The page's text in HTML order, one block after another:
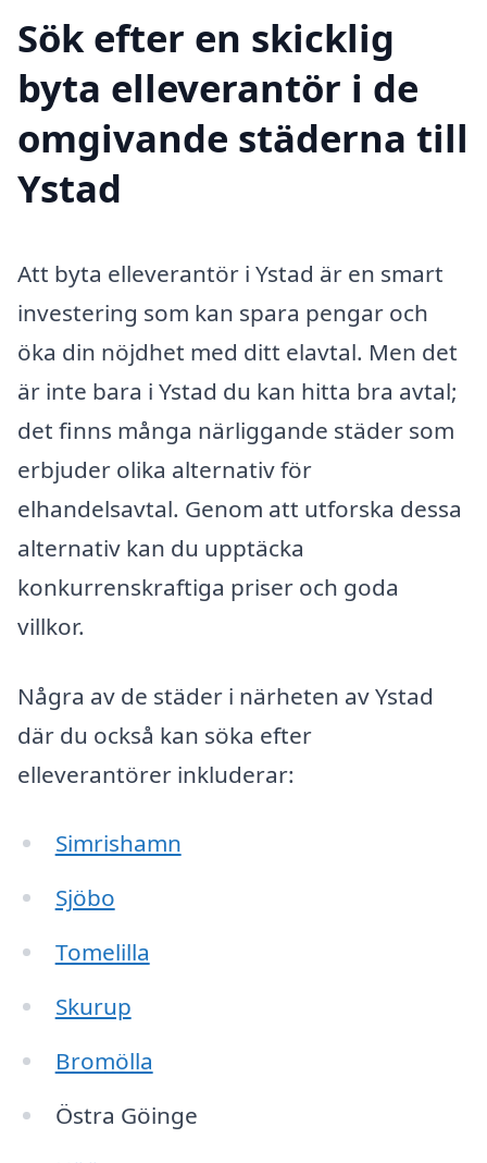
Sök efter en skicklig
byta elleverantör i de
omgivande städerna till
Ystad
Att byta elleverantör i Ystad är en smart
investering som kan spara pengar och
öka din nöjdhet med ditt elavtal. Men det
är inte bara i Ystad du kan hitta bra avtal;
det finns många närliggande städer som
erbjuder olika alternativ för
elhandelsavtal. Genom att utforska dessa
alternativ kan du upptäcka
konkurrenskraftiga priser och goda
villkor.
Några av de städer i närheten av Ystad
där du också kan söka efter
elleverantörer inkluderar:
Simrishamn
Sjöbo
Tomelilla
Skurup
Bromölla
Östra Göinge